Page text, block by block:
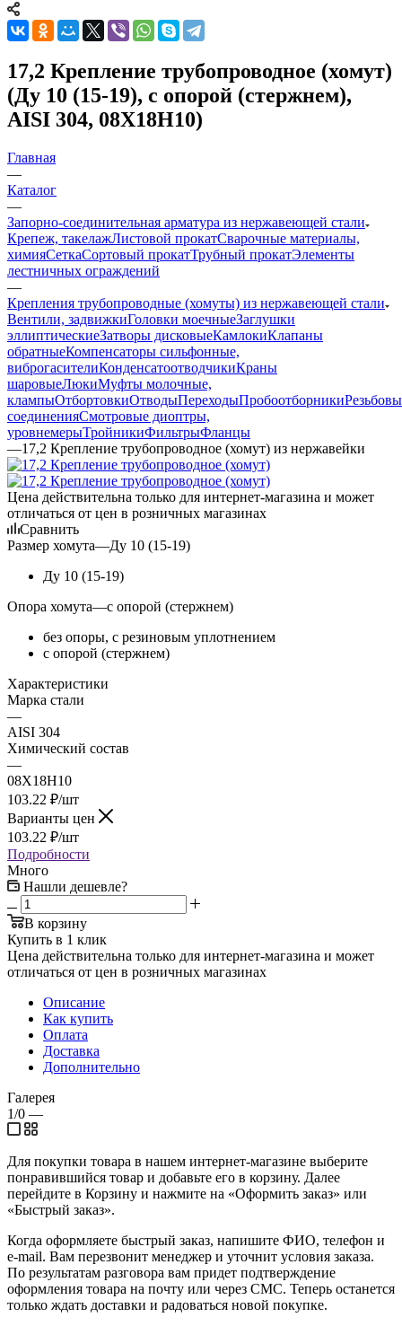
17,2 Крепление трубопроводное (хомут)
(Ду 10 (15-19), c опорой (стержнем),
AISI 304, 08Х18Н10)
Главная
—
Каталог
—
Запорно-соединительная арматура из нержавеющей стали
Крепеж, такелажЛистовой прокатСварочные материалы,
химияСеткаСортовый прокатТрубный прокатЭлементы
лестничных ограждений
—
Крепления трубопроводные (хомуты) из нержавеющей стали
Вентили, задвижкиГоловки моечныеЗаглушки
эллиптическиеЗатворы дисковыеКамлокиКлапаны
обратныеКомпенсаторы сильфонные,
виброгасителиКонденсатоотводчикиКраны
шаровыеЛюкиМуфты молочные,
клампыОтбортовкиОтводыПереходыПробоотборники
соединенияСмотровые диоптры,
уровнемерыТройникиФильтрыФланцы
—17,2 Крепление трубопроводное (хомут) из нержавейки
Цена действительна только для интернет-магазина и может
отличаться от цен в розничных магазинах
Сравнить
Размер хомута—Ду 10 (15-19)
Ду 10 (15-19)
Опора хомута—c опорой (стержнем)
без опоры, с резиновым уплотнением
c опорой (стержнем)
Характеристики
Марка стали
—
AISI 304
Химический состав
—
08Х18Н10
103.22 ₽/шт
Варианты цен
103.22 ₽/шт
Подробности
Много
Нашли дешевле?
В корзину
Купить в 1 клик
Цена действительна только для интернет-магазина и может
отличаться от цен в розничных магазинах
Описание
Как купить
Оплата
Доставка
Дополнительно
Галерея
1/0 —
Для покупки товара в нашем интернет-магазине выберите
понравившийся товар и добавьте его в корзину. Далее
перейдите в Корзину и нажмите на «Оформить заказ» или
«Быстрый заказ».
Когда оформляете быстрый заказ, напишите ФИО, телефон и
e-mail. Вам перезвонит менеджер и уточнит условия заказа.
По результатам разговора вам придет подтверждение
оформления товара на почту или через СМС. Теперь останется
только ждать доставки и радоваться новой покупке.